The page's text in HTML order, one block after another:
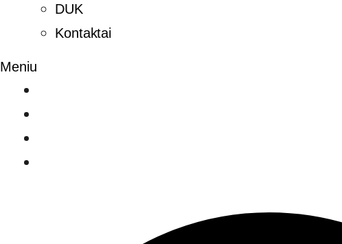
DUK
Kontaktai
Meniu